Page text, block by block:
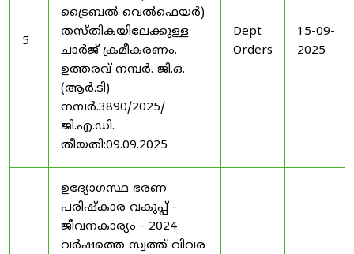
5
ട്രൈബൽ വെൽഫെയർ)
തസ്തികയിലേക്കുള്ള
ചാർജ് ക്രമീകരണം.
ഉത്തരവ് നമ്പർ. ജി.ഒ.
(ആർ.ടി)
നമ്പർ.3890/2025/
ജി.എ.ഡി.
തീയതി:09.09.2025
Dept
Orders
15-09-
2025
ഉദ്യോഗസ്ഥ ഭരണ
പരിഷ്കാര വകുപ്പ് -
ജീവനകാര്യം - 2024
വർഷത്തെ സ്വത്ത് വിവര